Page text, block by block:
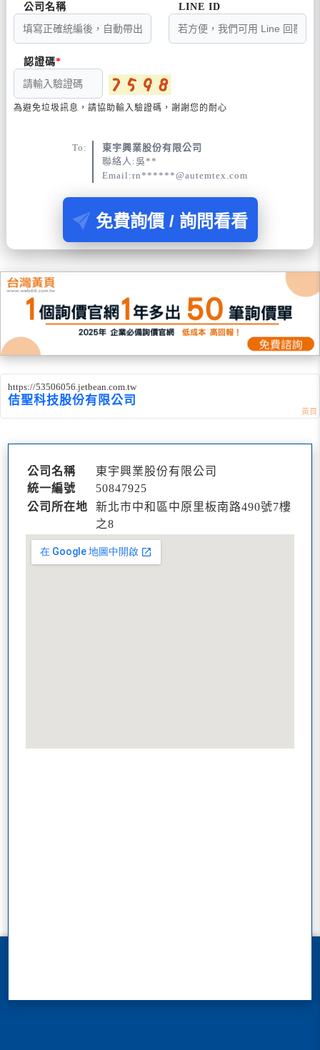
公司名稱 LINE ID
認證碼
為避免垃圾訊息，請協助輸入驗證碼，謝謝您的耐心
To:
東宇興業股份有限公司
聯絡人:吳**
Email:rn******@autemtex.com
免費詢價 / 詢問看看
https://53506056.jetbean.com.tw
佶聖科技股份有限公司
公司名稱
東宇興業股份有限公司
統一編號
50847925
公司所在地
新北市中和區中原里板南路490號7樓
之8